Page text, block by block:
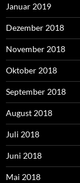
Januar 2019
Dezember 2018
November 2018
Oktober 2018
September 2018
August 2018
Juli 2018
Juni 2018
Mai 2018